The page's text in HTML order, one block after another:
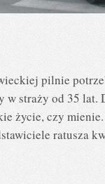
pilnie
w straży od 35 lat.
życie, czy
ratusza